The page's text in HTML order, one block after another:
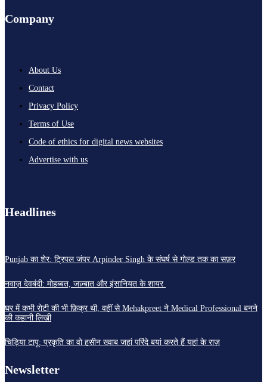
Company
About Us
Contact
Privacy Policy
Terms of Use
Code of ethics for digital news websites
Advertise with us
Headlines
Punjab का शेर: ट्रिपल जंपर Arpinder Singh के संघर्ष से गोल्ड तक का सफ़र
नवाज़ देवबंदी: मोहब्बत, जज़्बात और इंसानियत के शायर
घर में कभी रोटी की भी फ़िक्र थी, वहीं से Mehakpreet ने Medical Professional बनने
की कहानी लिखी
चिड़िया टापू: प्रकृति का वो हसीन ख्वाब जहां परिंदे बयां करते हैं यहां के राज़
Newsletter